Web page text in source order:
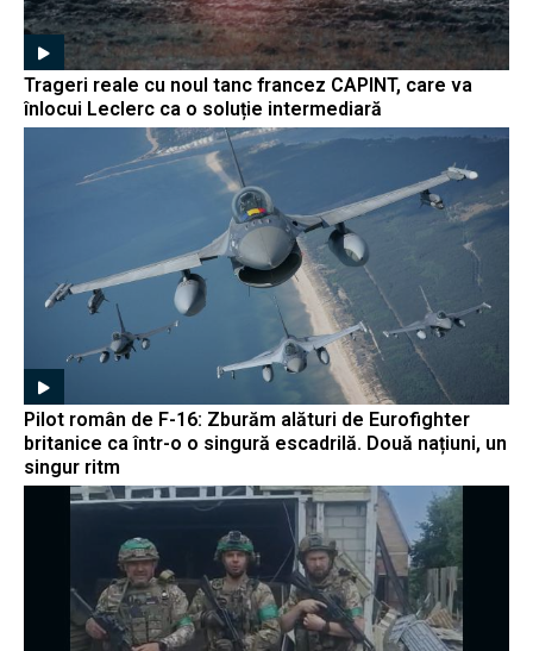
Trageri reale cu noul tanc francez CAPINT, care va
înlocui Leclerc ca o soluție intermediară
Pilot român de F-16: Zburăm alături de Eurofighter
britanice ca într-o o singură escadrilă. Două națiuni, un
singur ritm